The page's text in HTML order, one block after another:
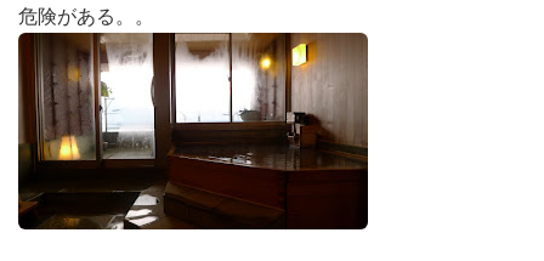
危険がある。。